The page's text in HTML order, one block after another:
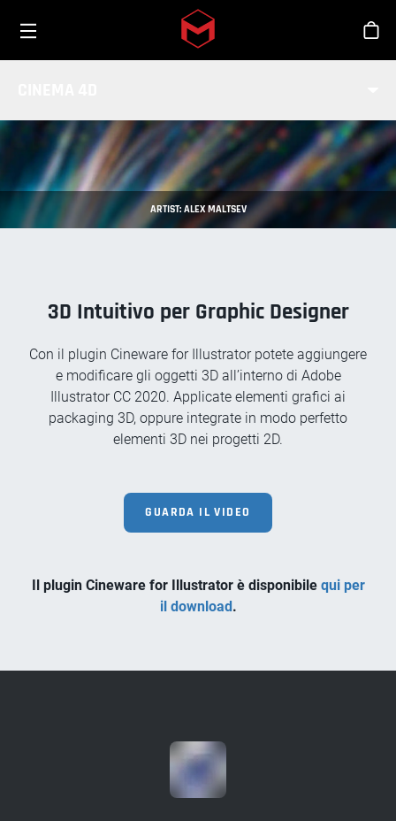
Skip to main content
ARTIST: ALEX MALTSEV
3D Intuitivo per Graphic Designer
Con il plugin Cineware for Illustrator potete aggiungere
e modificare gli oggetti 3D all’interno di Adobe
Illustrator CC 2020. Applicate elementi grafici ai
packaging 3D, oppure integrate in modo perfetto
elementi 3D nei progetti 2D.
GUARDA IL VIDEO
Il plugin Cineware for Illustrator è disponibile qui per
il download.